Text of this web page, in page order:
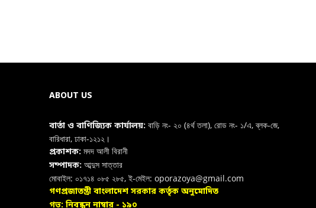
ABOUT US
বার্তা ও বাণিজ্যিক কার্যালয়: বাড়ি নং- ২০ (৪র্থ তলা), রোড নং- ১/এ, ব্লক-জে,
বারিধারা, ঢাকা-১২১২।
প্রকাশক: মদদ আলী বিরানী
সম্পাদক: আব্দুস সাত্তার
মোবাইল: ০১৭১৪ ০৮৫ ২৮৫, ই-মেইল: oporazoya@gmail.com
গণপ্রজাতন্ত্রী বাংলাদেশ সরকার কর্তৃক অনুমোদিত
গভ: নিবন্ধন নাম্বার - ১৯০